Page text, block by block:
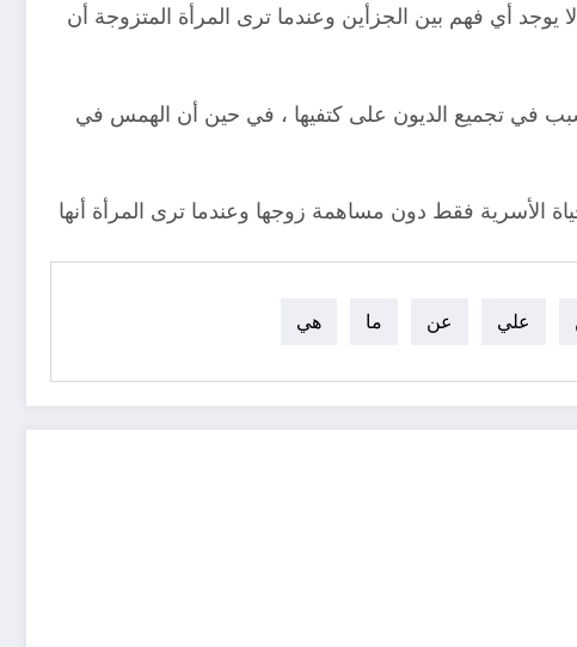
يوجد أي فهم بين الجزأين وعندما ترى المرأة المتزوجة أن
في تجميع الديون على كتفيها ، في حين أن الهمس في
الأسرية فقط دون مساهمة زوجها وعندما ترى المرأة أنها
علي عن ما هي